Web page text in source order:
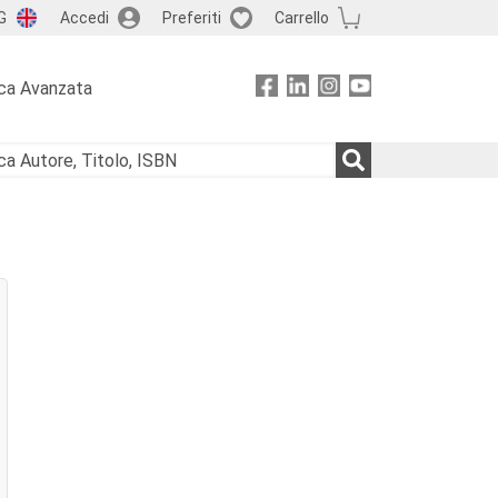
Accedi Preferiti Carrello
Avanzata